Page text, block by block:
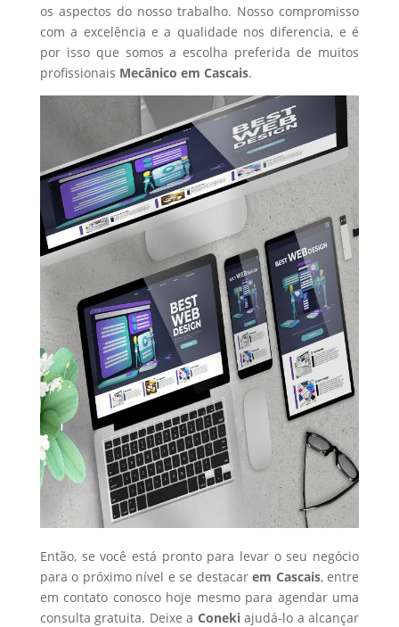
os aspectos do nosso trabalho. Nosso compromisso
com a excelência e a qualidade nos diferencia, e é
por isso que somos a escolha preferida de muitos
profissionais Mecânico em Cascais.
Então, se você está pronto para levar o seu negócio
para o próximo nível e se destacarem Cascais, entre
em contato conosco hoje mesmo para agendar uma
consulta gratuita. Deixe a Conekiajudá-lo a alcançar